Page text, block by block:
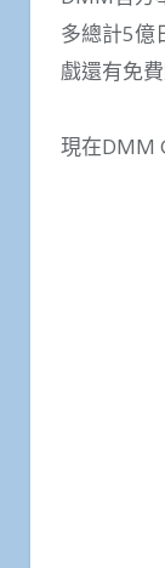
多總計5億
戲還有免
現在DMM